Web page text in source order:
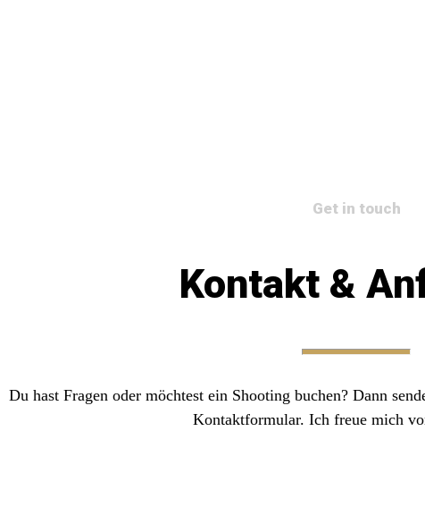
Get in touch
Kontakt &
Du hast Fragen oder möchtest ein Shooting buchen? Dann
Kontaktformular. Ich freue mich